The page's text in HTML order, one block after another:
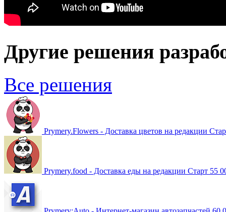
Другие решения
Все решения
Prymery.Flowers - Доставка цветов на редакции
Prymery.food - Доставка еды на редакции Старт 55